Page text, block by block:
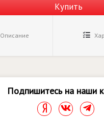
Купить
Описание
Подпишитесь на наши